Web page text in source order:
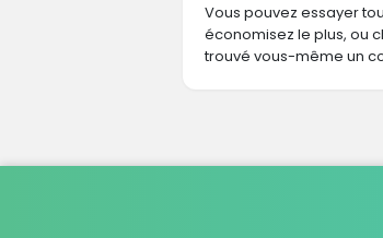
Vous pouvez essayer
économisez le plus, ou
trouvé vous-même un